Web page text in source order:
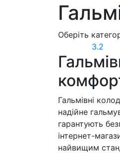
Оберіть
3.2
Гальмівні
надійне
гарантують
інтернет-
найвищим